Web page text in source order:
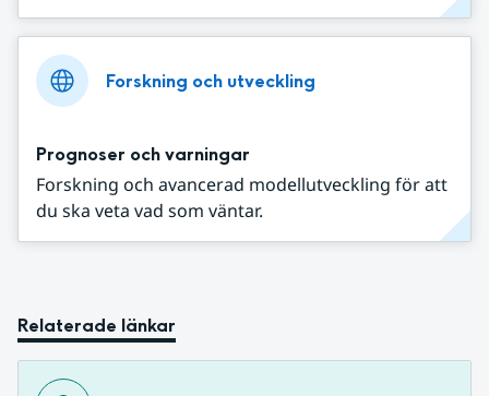
Forskning och utveckling
Prognoser och varningar
Forskning och avancerad modellutveckling för att
du ska veta vad som väntar.
Relaterade länkar